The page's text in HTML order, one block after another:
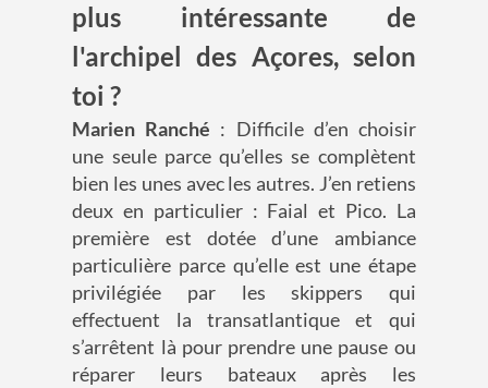
plus intéressante de
l'archipel des Açores, selon
toi ?
Marien Ranché : Difficile d’en choisir
une seule parce qu’elles se complètent
bien les unes avec les autres. J’en retiens
deux en particulier : Faial et Pico. La
première est dotée d’une ambiance
particulière parce qu’elle est une étape
privilégiée par les skippers qui
effectuent la transatlantique et qui
s’arrêtent là pour prendre une pause ou
réparer leurs bateaux après les